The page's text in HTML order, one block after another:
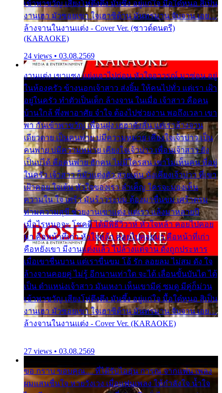
เข้าพาขวัญ เสียงโห่ตึงตึง มันซึ้ง อยู่แก่ใจ มื้อใด๋หนอ สิเป็น
งานเฮา มัวซอยเขา ใจเฮาซิด้าน มันทรมาน จับจาน เอย…
ล้างจานในงานแต่ง - Cover Ver. (ซาวด์ดนตรี)
(KARAOKE)
24 views • 03.08.2569
งานแต่ง เขาแซง แย่งเอาไปก่อน หัวใจอาวรณ์ มาซ่อน อยู่
ในห้องครัว ข้างนอกเจ้าสาว ส่งยิ้ม ให้คนไปทั่ว แต่เรา เฝ้า
อยู่ในครัว ทำตัวเป็นเด็ก ล้างจาน ในเมื่อ เจ้าสาว คือคน
บ้านใกล้ พึ่งพาอาศัย จำใจ ต้องไปช่วยงาน พอถึงเวลา เขา
พา กันเข้าพาขวัญ เพื่อนฝูง เฮฮาดังลั่น แต่เราล้างจาน
เดียวดาย เป็นคนพ่าย บ่มีความหมาย เคียงใจเจ้าบ่าว เป็น
คนพ่าย บ่มีความหมาย เคียงใจเจ้าบ่าว เพื่อนเจ้าสาว ยัง
เป็นบ่ได้ คือคนพ่าย ฮักคน ไม่มีใครสน เขาไม่เห็นคน ที่อยู่
ในครัว เจ้าสาว ก็มัวแต่งตัว สวยเด่น นั่งเคียงเจ้าบ่าว ที่เขา
เฝ้าคอย ใจเต้น หัวใจของเรา ลำเค็ญ ใครจะมองเห็น
ความใน ใจ เศร้า มันร้าวระบม ต้องมาขื่นขม เศร้าตรม
ท่ามความสุขี ช่วยงานเขาแต่ง แต่เรา แล้งมาหลายปี
เมื่อไรหนอจะ โชคดี ได้มีพิธีวิวาห์ หัวใจหล้า คอยไปคอย
มา คือหน้าที่เก่า หัวใจหล้า คอยไปคอยมา คือหน้าที่เก่า
คือหยังเขา มีงานแต่งแล้ว ไปล้างแต่จาน ดั่งถูกประหาร
เมื่อเขาชื่นบาน แต่เราขื่นขม โอ้ รัก ลอยลม ไม่สม ดัง ใจ
ล้างจานคอยคู่ ไม่รู้ อีกนานเท่าใด จะได้ เลื่อนขั้นบันได ได้
เป็น ตำแหน่งเจ้าสาว มันเหงา เห็นเขามีคู่ ซมดู มีคู่ก็ม่วน
เข้าพาขวัญ เสียงโห่ตึงตึง มันซึ้ง อยู่แก่ใจ มื้อใด๋หนอ สิเป็น
งานเฮา มัวซอยเขา ใจเฮาซิด้าน มันทรมาน จับจาน เอย…
ล้างจานในงานแต่ง - Cover Ver. (KARAOKE)
27 views • 03.08.2569
ขอ กราบ ขอบคุณ.... ที่ได้รับไออุ่น การุณ จากแฟน เพลง
ผมแสนชื่นใจ หายวังเวง เมื่อแฟนเพลง ให้กำลังใจ น้ำใจ